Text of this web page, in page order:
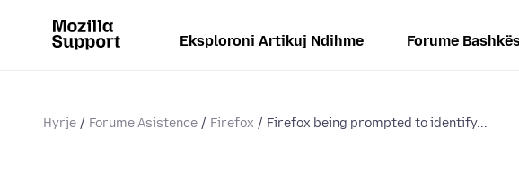
Eksploroni Artikuj Ndihme Forume
Hyrje Forume Asistence Firefox Firefox being prompted to identify...